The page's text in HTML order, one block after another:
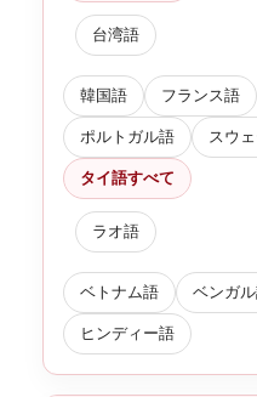
台湾語
韓国語 フランス語
ポルトガル語 スウ
タイ語すべて
ラオ語
ベトナム語 ベンガ
ヒンディー語